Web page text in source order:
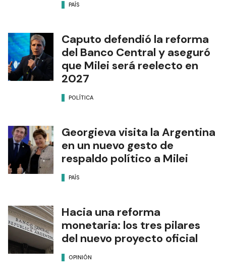
PAÍS
Caputo defendió la reforma
del Banco Central y aseguró
que Milei será reelecto en
2027
POLÍTICA
Georgieva visita la Argentina
en un nuevo gesto de
respaldo político a Milei
PAÍS
Hacia una reforma
monetaria: los tres pilares
del nuevo proyecto oficial
OPINIÓN